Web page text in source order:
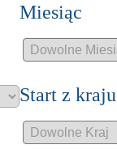
Miesiąc
Start z kraju